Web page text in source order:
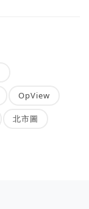
OpView
北市圖